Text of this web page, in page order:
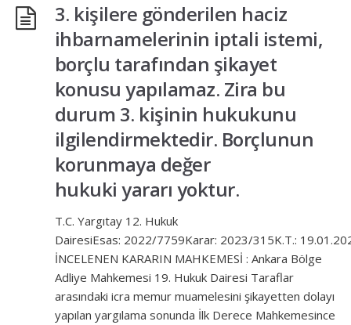
3. kişilere gönderilen haciz
ihbarnamelerinin iptali istemi,
borçlu tarafından şikayet
konusu yapılamaz. Zira bu
durum 3. kişinin hukukunu
ilgilendirmektedir. Borçlunun
korunmaya değer
hukuki yararı yoktur.
T.C. Yargıtay 12. Hukuk
DairesiEsas: 2022/7759Karar: 2023/315K.T.:
İNCELENEN KARARIN MAHKEMESİ : Ankara Bölge
Adliye Mahkemesi 19. Hukuk Dairesi Taraflar
arasındaki icra memur muamelesini şikayetten dolayı
yapılan yargılama sonunda İlk Derece Mahkemesince